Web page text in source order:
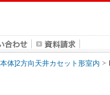
体]2方向天井カセット形室内